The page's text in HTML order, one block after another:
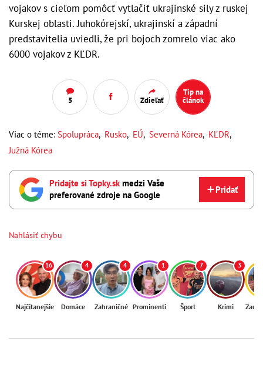
vojakov s cieľom pomôcť vytlačiť ukrajinské sily z ruskej
Kurskej oblasti. Juhokórejskí, ukrajinskí a západní
predstavitelia uviedli, že pri bojoch zomrelo viac ako
6000 vojakov z KĽDR.
5 Zdieľať
Tip na
článok
Viac o téme: Spolupráca, Rusko, EÚ, Severná Kórea, KĽDR,
Južná Kórea
Pridajte si Topky.skmedzi Vaše
preferované zdroje na Google
Pridať
Nahlásiť chybu
16
Najčítanejšie
4
Domáce
4
Zahraničné
1
Prominenti
7
Šport
3
Krimi